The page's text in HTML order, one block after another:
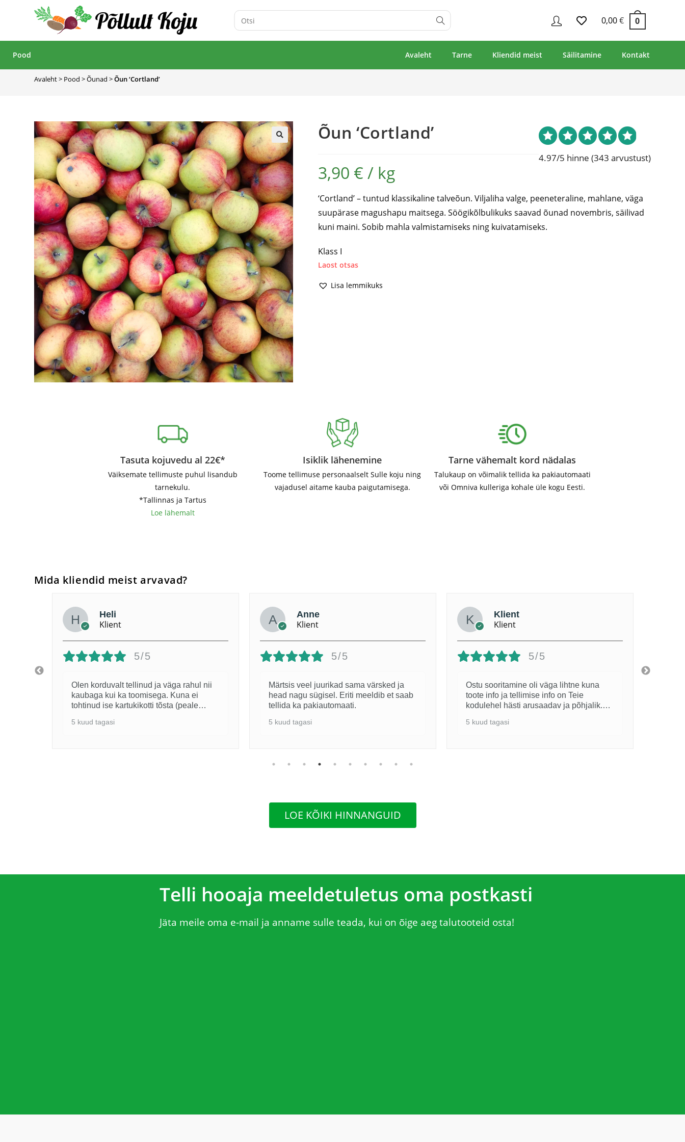
0,00€ 0
Pood Avaleht Tarne Kliendid meist Säilitamine Kontakt
Avaleht> Pood >Õunad >Õun ‘Cortland’
🔍
4.97/5 hinne (343 arvustust)
Õun ‘Cortland’
3,90 € / kg
‘Cortland’ – tuntud klassikaline talveõun. Viljaliha valge, peeneteraline, mahlane, väga
suupärase magushapu maitsega. Söögikõlbulikuks saavad õunad novembris, säilivad
kuni maini. Sobib mahla valmistamiseks ning kuivatamiseks.
Klass I
Laost otsas
Lisa lemmikuks
Tasuta kojuvedu al 22€*
Väiksemate tellimuste puhul lisandub
tarnekulu.
*Tallinnas ja Tartus
Loe lähemalt
Isiklik lähenemine
Toome tellimuse personaalselt Sulle koju ning
vajadusel aitame kauba paigutamisega.
Tarne vähemalt kord nädalas
Talukaup on võimalik tellida ka pakiautomaati
või Omniva kulleriga kohale üle kogu Eesti.
Mida kliendid meist arvavad?
Heli
Klient
5/5
Olen korduvalt tellinud ja väga rahul nii
kaubaga kui ka toomisega. Kuna ei
tohtinud ise kartukikotti tõsta (peale
Aitäh!
5 kuud tagasi
Anne
Klient
5/5
Märtsis veel juurikad sama värsked ja
head nagu sügisel. Eriti meeldib et saab
tellida ka pakiautomaati.
5 kuud tagasi
Klient
Klient
5/5
Ostu sooritamine oli väga lihtne kuna
toote info ja tellimise info on Teie
kodulehel hästi arusaadav ja põhjalik.
Jätkake samas vaimus.
5 kuud tagasi
LOE KÕIKI HINNANGUID
Telli hooaja meeldetuletus oma postkasti
Jäta meile oma e-mail ja anname sulle teada, kui on õige aeg talutooteid osta!